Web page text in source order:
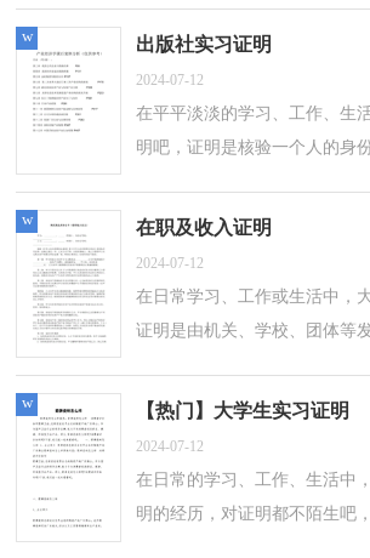
是小编整理的职工收入证明，
出版社实习证明
2024-07-12
在平平淡淡的学习、工作、生
明吧，证明是核验一个人的身
何写好证明而烦恼吧，下面是
w
在职及收入证明
2024-07-12
在日常学习、工作或生活中，
证明是由机关、学校、团体等
些问题呢？以下是小编收集整
w
【热门】大学生实习证明
2024-07-12
在日常的学习、工作、生活中
明的经历，对证明都不陌生吧
w